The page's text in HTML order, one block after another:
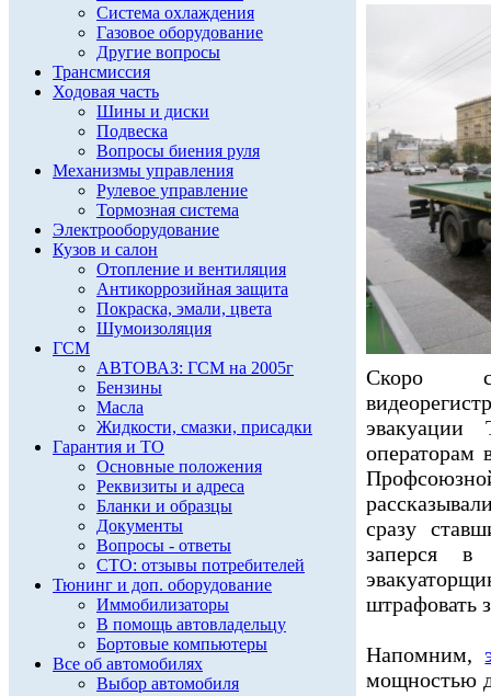
Система охлаждения
Газовое оборудование
Другие вопросы
Трансмиссия
Ходовая часть
Шины и диски
Подвеска
Вопросы биения руля
Механизмы управления
Рулевое управление
Тормозная система
Электрооборудование
Кузов и салон
Отопление и вентиляция
Антикоррозийная защита
Покраска, эмали, цвета
Шумоизоляция
ГСМ
АВТОВАЗ: ГСМ на 2005г
Бензины
Масла
Жидкости, смазки, присадки
Гарантия и ТО
Основные положения
Реквизиты и адреса
Бланки и образцы
Документы
Вопросы - ответы
СТО: отзывы потребителей
Тюнинг и доп. оборудование
Иммобилизаторы
В помощь автовладельцу
Бортовые компьютеры
Все об автомобилях
Выбор автомобиля
Скоро
операторам
сразу
заперся в
штрафовать
Напомним,
мощностью